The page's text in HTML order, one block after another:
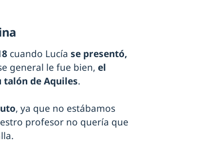
cuando Lucía se presentó,
general le fue bien, el
talón de Aquiles.
, ya que no estábamos
profesor no quería que